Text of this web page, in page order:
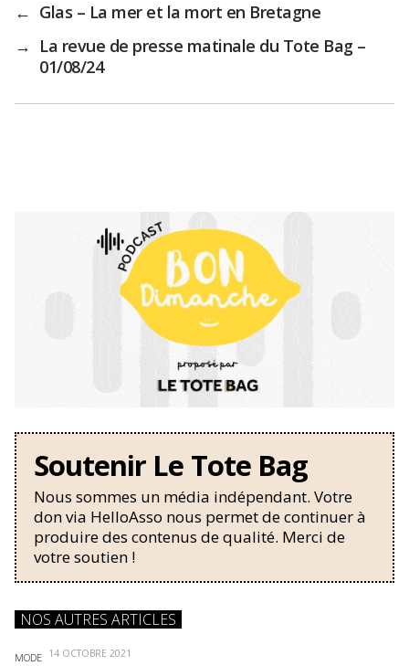
← Glas – La mer et la mort en Bretagne
→ La revue de presse matinale du Tote Bag –
01/08/24
Soutenir Le Tote Bag
Nous sommes un média indépendant. Votre
don via HelloAsso nous permet de continuer à
produire des contenus de qualité. Merci de
votre soutien !
NOS AUTRES ARTICLES
MODE 14 OCTOBRE 2021